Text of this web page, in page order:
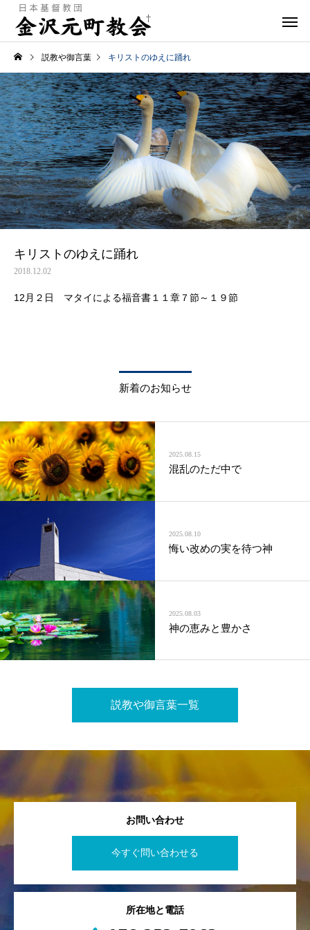
説教や御言葉 キリストのゆえに踊れ
キリストのゆえに踊れ
2018.12.02
12月２日 マタイによる福音書１１章７節～１９節
新着のお知らせ
2025.08.15
混乱のただ中で
2025.08.10
悔い改めの実を待つ神
2025.08.03
神の恵みと豊かさ
説教や御言葉一覧
お問い合わせ
今すぐ問い合わせる
所在地と電話